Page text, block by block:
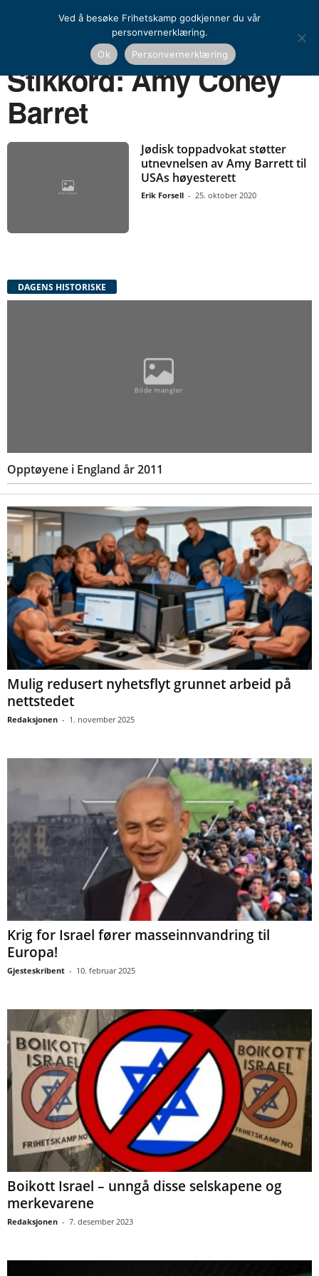
Amy Coney Barret
Stikkord: Amy Coney
Barret
Jødisk toppadvokat støtter
utnevnelsen av Amy Barrett til
USAs høyesterett
Erik Forsell - 25. oktober 2020
DAGENS HISTORISKE
Opptøyene i England år 2011
Mulig redusert nyhetsflyt grunnet arbeid på
nettstedet
Redaksjonen - 1. november 2025
Krig for Israel fører masseinnvandring til
Europa!
Gjesteskribent - 10. februar 2025
Boikott Israel – unngå disse selskapene og
merkevarene
Redaksjonen - 7. desember 2023
Ved å besøke Frihetskamp godkjenner du vår
personvernerklæring.
Ok
Personvernerklæring